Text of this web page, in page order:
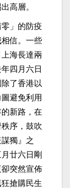
高層。
」的防疫
信。一些
海長達兩
四月六日
了香港以
避免利用
新路，在
序，鼓吹
獨』之
廿六日剛
突然宣佈
搶購民生